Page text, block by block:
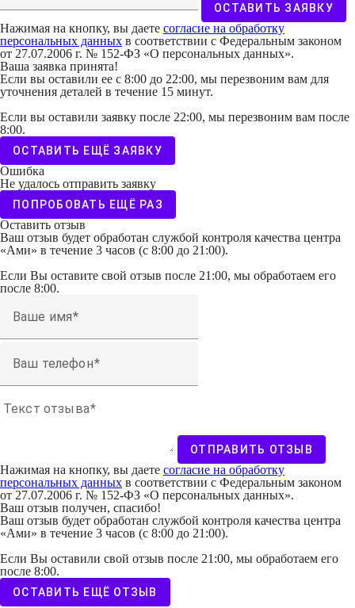
ОСТАВИТЬ ЗАЯВКУ
Нажимая на кнопку, вы даете согласие на обработку
персональных данных в соответствии с Федеральным законом
от 27.07.2006 г. № 152-ФЗ «О персональных данных».
Ваша заявка принята!
Если вы оставили ее с 8:00 до 22:00, мы перезвоним вам для
уточнения деталей в течение 15 минут.
Если вы оставили заявку после 22:00, мы перезвоним вам после
8:00.
ОСТАВИТЬ ЕЩЁ ЗАЯВКУ
Ошибка
Не удалось отправить заявку
ПОПРОБОВАТЬ ЕЩЁ РАЗ
Оставить отзыв
Ваш отзыв будет обработан службой контроля качества центра
«Ами» в течение 3 часов (с 8:00 до 21:00).
Если Вы оставите свой отзыв после 21:00, мы обработаем его
после 8:00.
Ваше имя
Ваш телефон
Текст отзыва
ОТПРАВИТЬ ОТЗЫВ
Нажимая на кнопку, вы даете согласие на обработку
персональных данных в соответствии с Федеральным законом
от 27.07.2006 г. № 152-ФЗ «О персональных данных».
Ваш отзыв получен, спасибо!
Ваш отзыв будет обработан службой контроля качества центра
«Ами» в течение 3 часов (с 8:00 до 21:00).
Если Вы оставили свой отзыв после 21:00, мы обработаем его
после 8:00.
ОСТАВИТЬ ЕЩЁ ОТЗЫВ